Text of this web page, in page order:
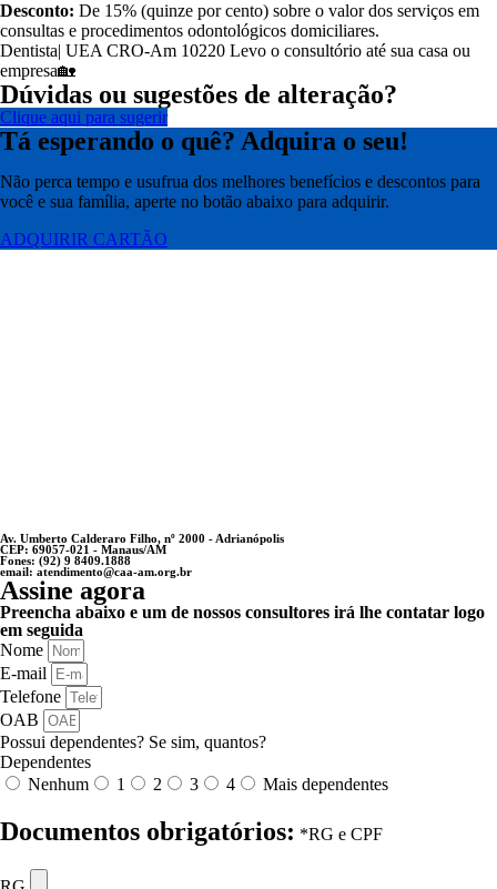
Desconto: De 15% (quinze por cento) sobre o valor dos serviços em
consultas e procedimentos odontológicos domiciliares.
Dentista| UEA CRO-Am 10220 Levo o consultório até sua casa ou
empresa🏡
Dúvidas ou sugestões de alteração?
Clique aqui para sugerir
Tá esperando o quê? Adquira o seu!
Não perca tempo e usufrua dos melhores benefícios e descontos para
você e sua família, aperte no botão abaixo para adquirir.
ADQUIRIR CARTÃO
Av. Umberto Calderaro Filho, nº 2000 - Adrianópolis
CEP: 69057-021 - Manaus/AM
Fones: (92) 9 8409.1888
email: atendimento@caa-am.org.br
Assine agora
Preencha abaixo e um de nossos consultores irá lhe contatar logo
em seguida
Nome
E-mail
Telefone
OAB
Possui dependentes? Se sim, quantos?
Dependentes
Nenhum
1 2 3 4 Mais dependentes
Documentos obrigatórios: *RG e CPF